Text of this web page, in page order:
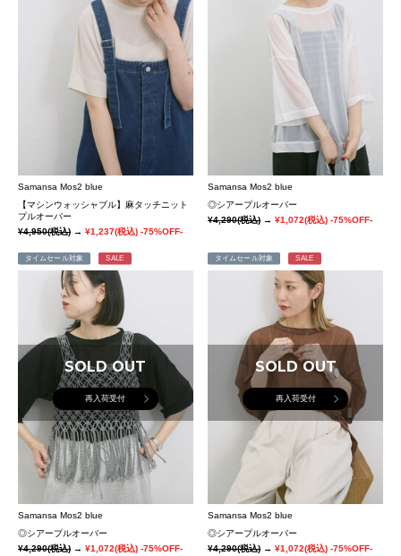
Samansa Mos2 blue
【マシンウォッシャブル】麻タッチニット
プルオーバー
¥4,950(税込) → ¥1,237(税込) -75%OFF-
Samansa Mos2 blue
◎シアープルオーバー
¥4,290(税込)→¥1,072(税込) -75%OFF-
タイムセール対象 SALE
SOLD OUT
再入荷受付
Samansa Mos2 blue
◎シアープルオーバー
¥4,290(税込) → ¥1,072(税込) -75%OFF-
タイムセール対象 SALE
SOLD OUT
再入荷受付
Samansa Mos2 blue
◎シアープルオーバー
¥4,290(税込)→¥1,072(税込) -75%OFF-